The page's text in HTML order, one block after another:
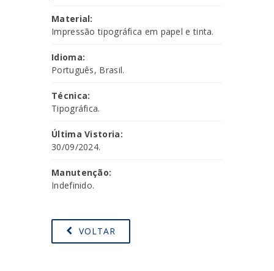
Material:
Impressão tipográfica em papel e tinta.
Idioma:
Português, Brasil.
Técnica:
Tipográfica.
Última Vistoria:
30/09/2024.
Manutenção:
Indefinido.
VOLTAR